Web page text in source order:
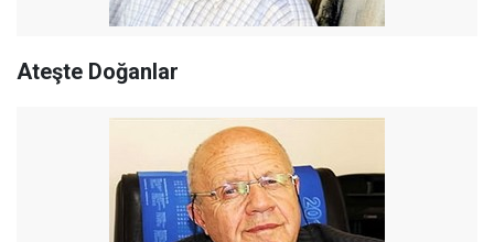
Ateşte Doğanlar